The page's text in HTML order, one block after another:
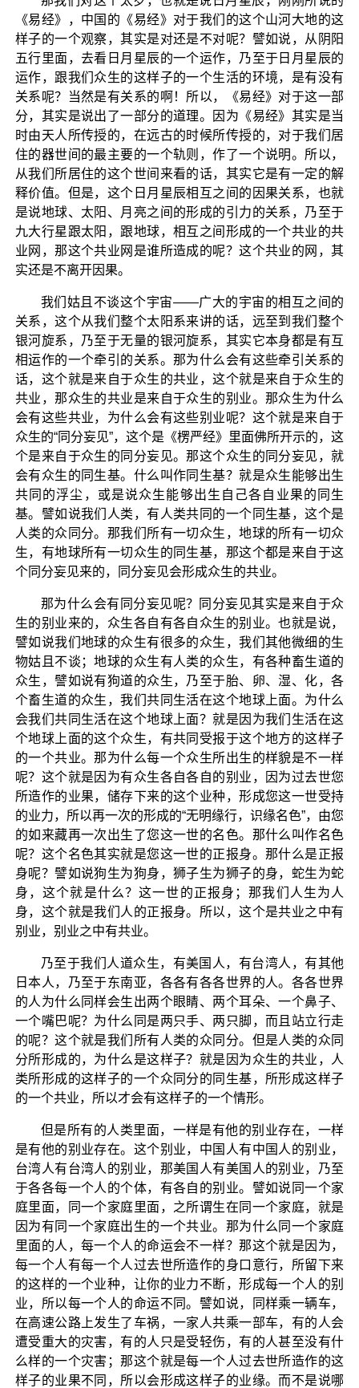
《易经》，中国的《易经》对于我们的这个山河大地的这
样子的一个观察，其实是对还是不对呢？譬如说，从阴阳
五行里面，去看日月星辰的一个运作，乃至于日月星辰的
运作，跟我们众生的这样子的一个生活的环境，是有没有
关系呢？当然是有关系的啊！所以，《易经》对于这一部
分，其实是说出了一部分的道理。因为《易经》其实是当
时由天人所传授的，在远古的时候所传授的，对于我们居
住的器世间的最主要的一个轨则，作了一个说明。所以，
从我们所居住的这个世间来看的话，其实它是有一定的解
释价值。但是，这个日月星辰相互之间的因果关系，也就
是说地球、太阳、月亮之间的形成的引力的关系，乃至于
九大行星跟太阳，跟地球，相互之间形成的一个共业的共
业网，那这个共业网是谁所造成的呢？这个共业的网，其
实还是不离开因果。
我们姑且不谈这个宇宙——广大的宇宙的相互之间的
关系，这个从我们整个太阳系来讲的话，远至到我们整个
银河旋系，乃至于无量的银河旋系，其实它本身都是有互
相运作的一个牵引的关系。那为什么会有这些牵引关系的
话，这个就是来自于众生的共业，这个就是来自于众生的
共业，那众生的共业是来自于众生的别业。那众生为什么
会有这些共业，为什么会有这些别业呢？这个就是来自于
众生的“同分妄见”，这个是《楞严经》里面佛所开示的，这
个是来自于众生的同分妄见。那这个众生的同分妄见，就
会有众生的同生基。什么叫作同生基？就是众生能够出生
共同的浮尘，或是说众生能够出生自己各自业果的同生
基。譬如说我们人类，有人类共同的一个同生基，这个是
人类的众同分。那我们所有一切众生，地球的所有一切众
生，有地球所有一切众生的同生基，那这个都是来自于这
个同分妄见来的，同分妄见会形成众生的共业。
那为什么会有同分妄见呢？同分妄见其实是来自于众
生的别业来的，众生各自有各自众生的别业。也就是说，
譬如说我们地球的众生有很多的众生，我们其他微细的生
物姑且不谈；地球的众生有人类的众生，有各种畜生道的
众生，譬如说有狗道的众生，乃至于胎、卵、湿、化，各
个畜生道的众生，我们共同生活在这个地球上面。为什么
会我们共同生活在这个地球上面？就是因为我们生活在这
个地球上面的这个众生，有共同受报于这个地方的这样子
的一个共业。那为什么每一个众生所出生的样貌是不一样
呢？这个就是因为有众生各自各自的别业，因为过去世您
所造作的业果，储存下来的这个业种，形成您这一世受持
的业力，所以再一次的形成的“无明缘行，识缘名色”，由您
的如来藏再一次出生了您这一世的名色。那什么叫作名色
呢？这个名色其实就是您这一世的正报身。那什么是正报
身呢？譬如说狗生为狗身，狮子生为狮子的身，蛇生为蛇
身，这个就是什么？这一世的正报身；那我们人生为人
身，这个就是我们人的正报身。所以，这个是共业之中有
别业，别业之中有共业。
乃至于我们人道众生，有美国人，有台湾人，有其他
日本人，乃至于东南亚，各各有各各世界的人。各各世界
的人为什么同样会生出两个眼睛、两个耳朵、一个鼻子、
一个嘴巴呢？为什么同是两只手、两只脚，而且站立行走
的呢？这个就是我们所有人类的众同分。但是人类的众同
分所形成的，为什么是这样子？就是因为众生的共业，人
类所形成的这样子的一个众同分的同生基，所形成这样子
的一个共业，所以才会有这样子的一个情形。
但是所有的人类里面，一样是有他的别业存在，一样
是有他的别业存在。这个别业，中国人有中国人的别业，
台湾人有台湾人的别业，那美国人有美国人的别业，乃至
于各各每一个人的个体，有各自的别业。譬如说同一个家
庭里面，同一个家庭里面，之所谓生在同一个家庭，就是
因为有同一个家庭出生的一个共业。那为什么同一个家庭
里面的人，每一个人的命运会不一样？那这个就是因为，
每一个人有每一个人过去世所造作的身口意行，所留下来
的这样的一个业种，让你的业力不断，形成每一个人的别
业，所以每一个人的命运不同。譬如说，同样乘一辆车，
在高速公路上发生了车祸，一家人共乘一部车，有的人会
遭受重大的灾害，有的人只是受轻伤，有的人甚至没有什
么样的一个灾害；那这个就是每一个人过去世所造作的这
样子的业果不同，所以会形成这样子的业缘。而不是说哪